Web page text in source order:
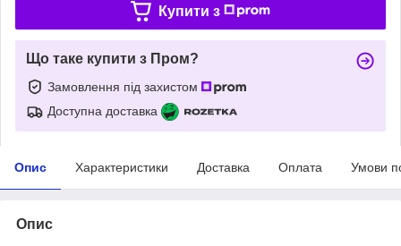
Купити з
Що таке купити з Пром?
Замовлення під захистом
Доступна доставка
Опис Характеристики Доставка Оплата Умови
Опис